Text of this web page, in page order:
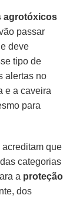
agrotóxicos
passar
deve
tipo de
alertas no
e a caveira
para
que
categorias
a proteção
dos